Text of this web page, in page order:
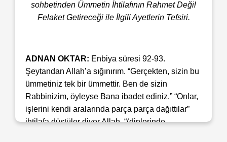
sohbetinden Ümmetin İhtilafının Rahmet Değil
Felaket Getireceği ile İlgili Ayetlerin Tefsiri.
ADNAN OKTAR: Enbiya süresi 92-93.
Şeytandan Allah’a sığınırım. “Gerçekten, sizin bu
ümmetiniz tek bir ümmettir. Ben de sizin
Rabbinizim, öyleyse Bana ibadet ediniz.” “Onlar,
işlerini kendi aralarında parça parça dağıttılar”
ihtilafa düştüler diyor Allah, “(dinlerinde